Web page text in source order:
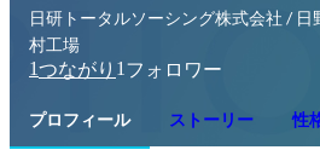
日研トータルソーシング株式会社 / 日
村工場
1つながり 1 フォロワー
プロフィール ストーリー 性